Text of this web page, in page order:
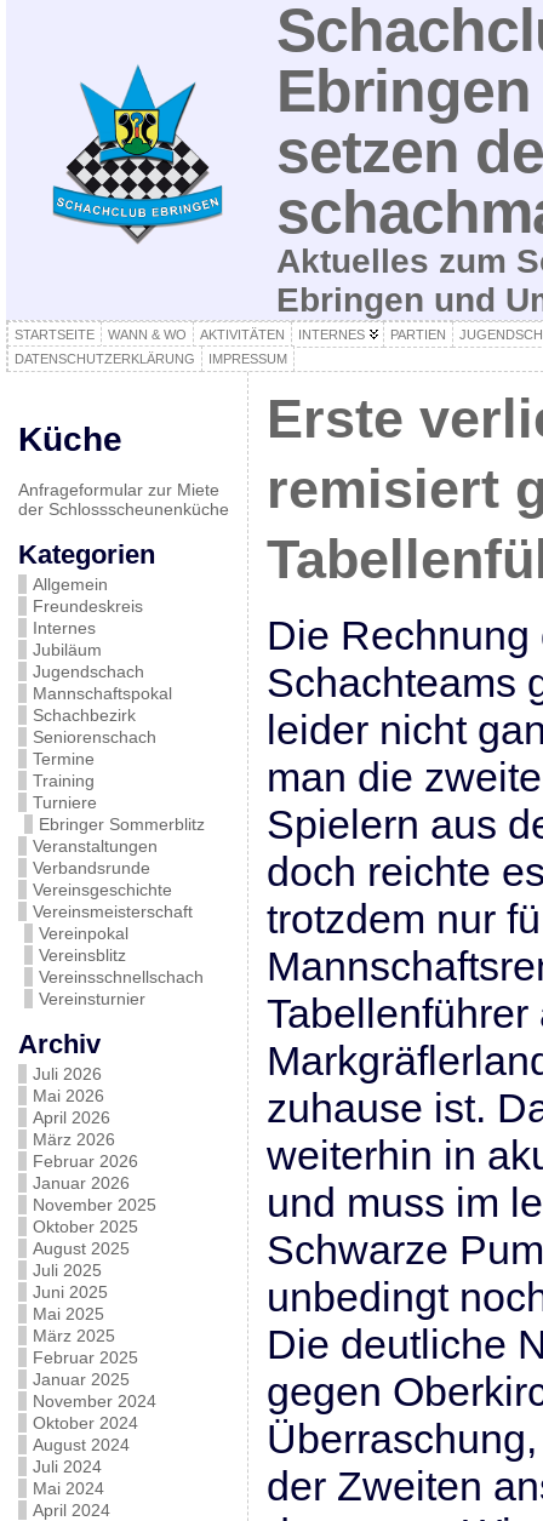
setzen
Aktuelles zum
Ebringen und
STARTSEITE WANN & WO AKTIVITÄTEN INTERNES PARTIEN
DATENSCHUTZERKLÄRUNG
IMPRESSUM
Küche
Anfrageformular zur Miete
der Schlossscheunenküche
Kategorien
Allgemein
Freundeskreis
Internes
Jubiläum
Jugendschach
Mannschaftspokal
Schachbezirk
Seniorenschach
Termine
Training
Turniere
Ebringer Sommerblitz
Veranstaltungen
Verbandsrunde
Vereinsgeschichte
Vereinsmeisterschaft
Vereinpokal
Vereinsblitz
Vereinsschnellschach
Vereinsturnier
Archiv
Juli 2026
Mai 2026
April 2026
März 2026
Februar 2026
Januar 2026
November 2025
Oktober 2025
August 2025
Juli 2025
Juni 2025
Mai 2025
März 2025
Februar 2025
Januar 2025
November 2024
Oktober 2024
August 2024
Juli 2024
Mai 2024
April 2024
Erste
remisiert
Die
Schachteams
leider nicht
man die
Spielern aus
doch reichte
trotzdem nur
Tabellenführer
zuhause ist.
weiterhin in
und muss im
Schwarze
unbedingt
Die deutliche
gegen
der Zweiten